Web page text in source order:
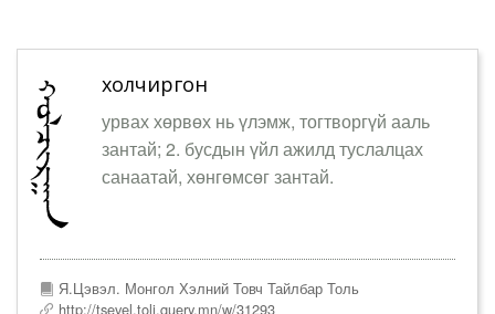
холчиргон
урвах хөрвөх нь үлэмж, тогтворгүй ааль
зантай; 2. бусдын үйл ажилд туслалцах
санаатай, хөнгөмсөг зантай.
Я.Цэвэл. Монгол Хэлний Товч Тайлбар Толь
http://tsevel.toli.query.mn/w/31293